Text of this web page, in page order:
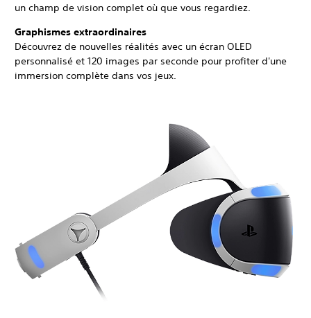
un champ de vision complet où que vous regardiez.
Graphismes extraordinaires
Découvrez de nouvelles réalités avec un écran OLED
personnalisé et 120 images par seconde pour profiter d'une
immersion complète dans vos jeux.